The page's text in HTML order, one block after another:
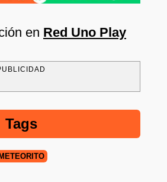
en Red Uno Play
Tags
METEORITO